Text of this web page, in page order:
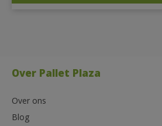
Over Pallet Plaza
Over ons
Blog